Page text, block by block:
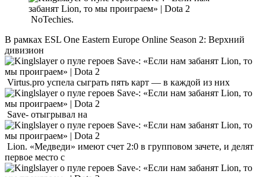
NoTechies.
В рамках ESL One Eastern Europe Online Season 2: Верхний
дивизион
Virtus.pro успела сыграть пять карт — в каждой из них
Save- отыгрывал на
Lion. «Медведи» имеют счет 2:0 в групповом зачете, и делят
первое место с